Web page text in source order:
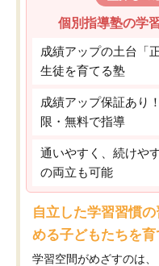
個別指導塾の学
成績アップの土台「
生徒を育てる塾
成績アップ保証あり
限・無料で指導
通いやすく、続けや
の両立も可能
自立した学習習慣
める子どもたちを
学習空間がめざすのは